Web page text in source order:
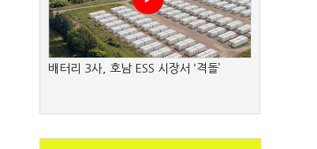
배터리 3사, 호남 ESS 시장서 ‘격돌’